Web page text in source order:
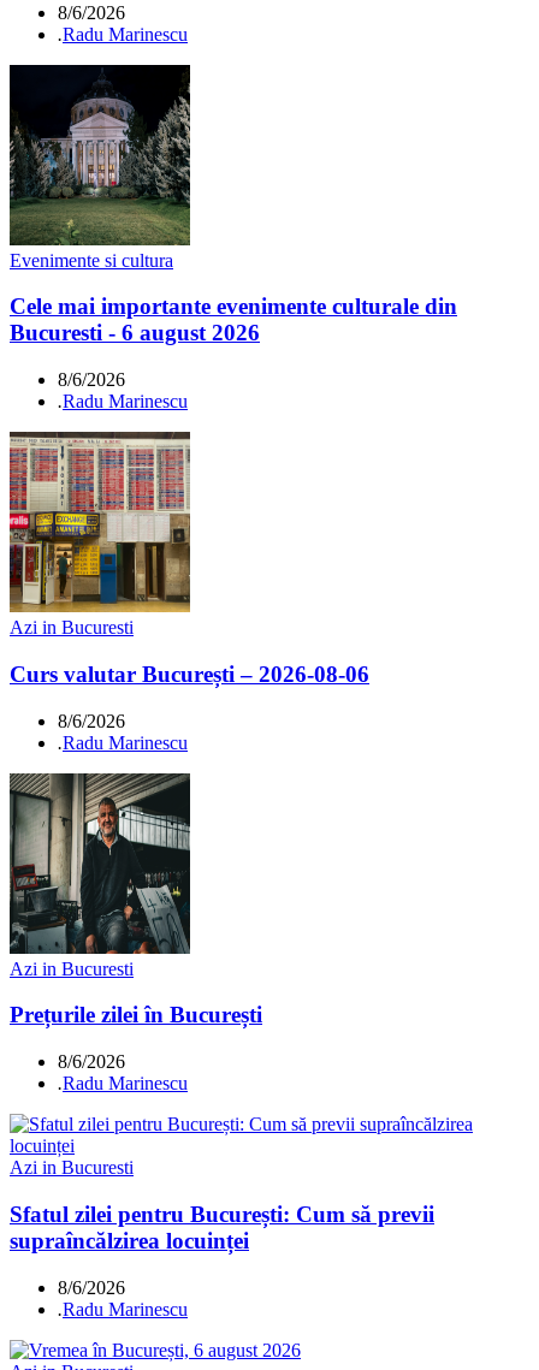
8/6/2026
.Radu Marinescu
Evenimente si cultura
Cele mai importante evenimente culturale din
Bucuresti - 6 august 2026
8/6/2026
.Radu Marinescu
Azi in Bucuresti
Curs valutar București – 2026-08-06
8/6/2026
.Radu Marinescu
Azi in Bucuresti
Prețurile zilei în București
8/6/2026
.Radu Marinescu
Azi in Bucuresti
Sfatul zilei pentru București: Cum să previi
supraîncălzirea locuinței
8/6/2026
.Radu Marinescu